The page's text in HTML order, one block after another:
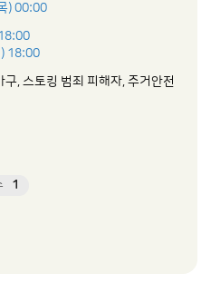
) 00:00
18:00
, 스토킹 범죄 피해자, 주거안전
1